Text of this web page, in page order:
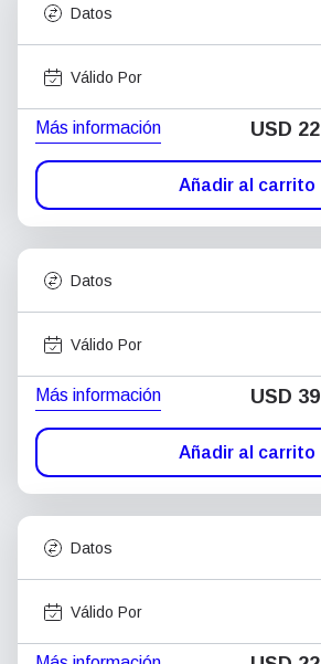
Datos
Válido Por
Más información USD 22
Añadir al carrito
Datos
Válido Por
Más información USD 39
Añadir al carrito
Datos
Válido Por